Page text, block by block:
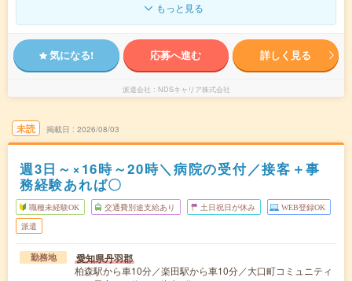
もっと見る
気になる! 応募へ進む 詳しく見る
派遣会社 NDSキャリア株式会社
未読 掲載日 2026/08/03
週3日～×16時～20時＼病院の受付／接客＋事
務経験あれば〇
職種未経験OK 交通費別途支給あり 土日祝日が休み WEB登録OK
派遣
勤務地 愛知県丹羽郡
柏森駅から車10分／楽田駅から車10分／大口町コミュニティ